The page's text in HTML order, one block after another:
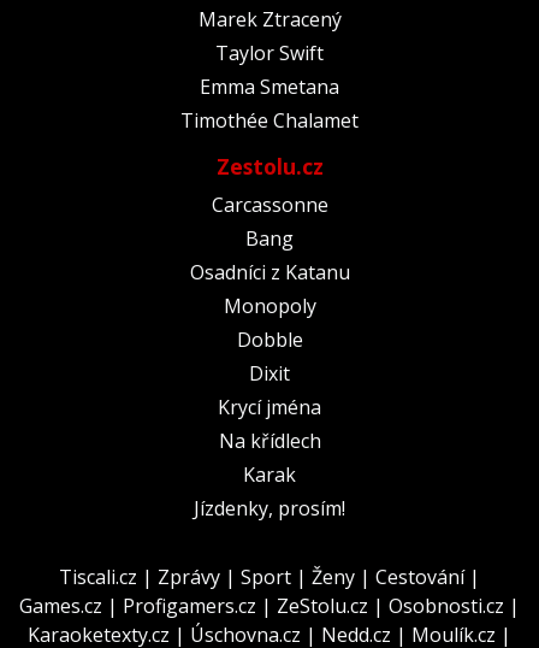
Marek Ztracený
Taylor Swift
Emma Smetana
Timothée Chalamet
Zestolu.cz
Carcassonne
Bang
Osadníci z Katanu
Monopoly
Dobble
Dixit
Krycí jména
Na křídlech
Karak
Jízdenky, prosím!
Tiscali.cz | Zprávy | Sport | Ženy | Cestování|
Games.cz | Profigamers.cz | ZeStolu.cz | Osobnosti.cz |
Karaoketexty.cz | Úschovna.cz | Nedd.cz | Moulík.cz |